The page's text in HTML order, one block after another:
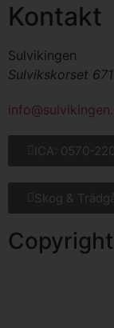
Kontakt
Sulvikingen
Sulvikskorset
ICA: 0570-
Skog &